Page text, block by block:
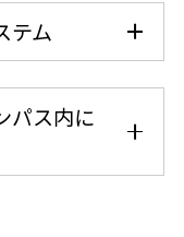
テム
パス内に